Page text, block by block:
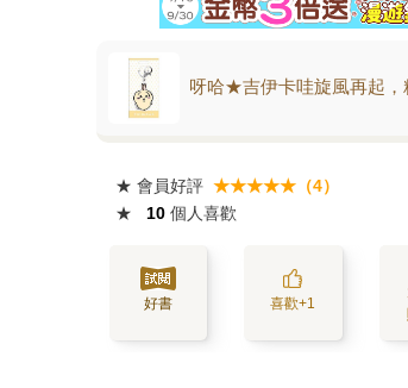
呀哈★吉伊卡哇旋風再起，
★ 會員好評 ★★★★★（4）
★
10 個人喜歡
好書 喜歡+1